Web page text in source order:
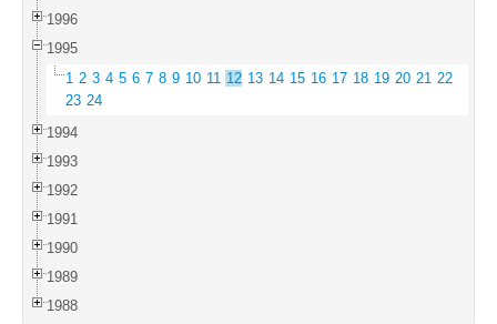
1996
1995
1 2 3 4 5 6 7 8 9 10 11 12 13 14 15 16 17 18 19 20 21 22
23 24
1994
1993
1992
1991
1990
1989
1988